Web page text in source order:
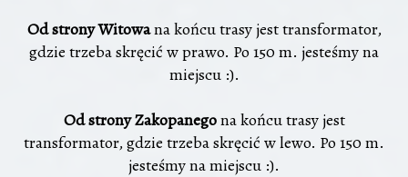
Od strony Witowana końcu trasy jest transformator,
gdzie trzeba skręcić w prawo. Po 150 m. jesteśmy na
miejscu :).
Od strony Zakopanegona końcu trasy jest
transformator, gdzie trzeba skręcić w lewo. Po 150 m.
jesteśmy na miejscu :).